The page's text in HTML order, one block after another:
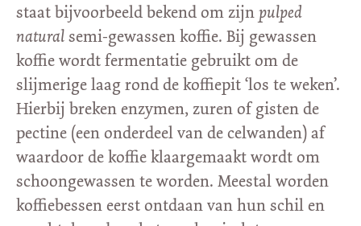
staat bijvoorbeeld bekend om zijnpulped
naturalsemi-gewassen koffie. Bij gewassen
koffie wordt fermentatie gebruikt om de
slijmerige laag rond de koffiepit ‘los te weken’.
Hierbij breken enzymen, zuren of gisten de
pectine (een onderdeel van de celwanden) af
waardoor de koffie klaargemaakt wordt om
schoongewassen te worden. Meestal worden
koffiebessen eerst ontdaan van hun schil en